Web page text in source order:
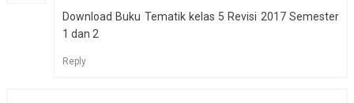
Download Buku Tematik kelas 5 Revisi 2017 Semester
1 dan 2
Reply